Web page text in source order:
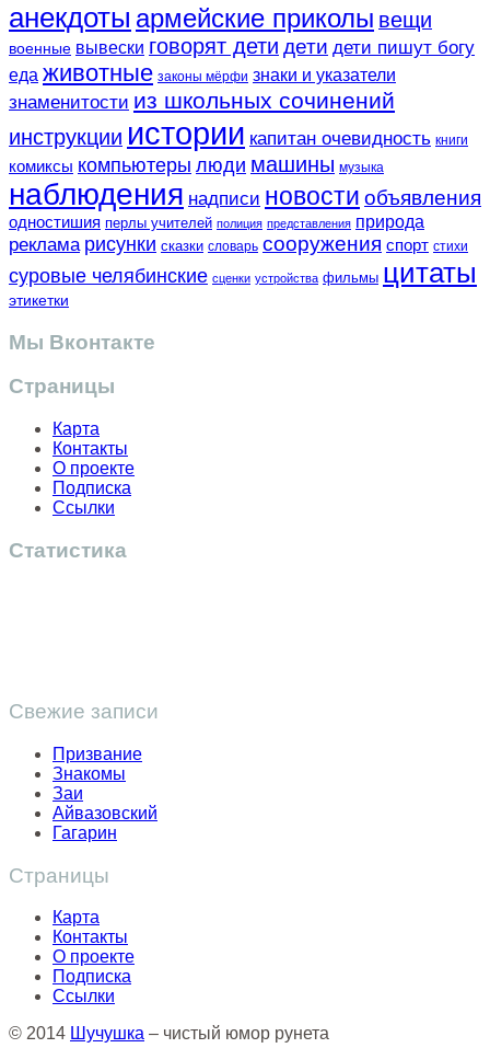
анекдоты армейские приколы вещи
военные вывески говорят дети дети дети пишут богу
еда животные законы мёрфи знаки и указатели
знаменитости из школьных сочинений
инструкции истории капитан очевидность книги
комиксы компьютеры люди машины музыка
наблюдения надписи новости объявления
одностишия перлы учителей полиция представления природа
реклама рисунки сказки словарь сооружения спорт стихи
суровые челябинские сценки устройства фильмы цитаты
этикетки
Мы Вконтакте
Страницы
Карта
Контакты
О проекте
Подписка
Ссылки
Статистика
Свежие записи
Призвание
Знакомы
Заи
Айвазовский
Гагарин
Страницы
Карта
Контакты
О проекте
Подписка
Ссылки
© 2014 Шучушка – чистый юмор рунета